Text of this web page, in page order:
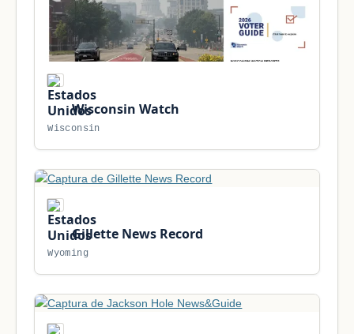
Wisconsin Watch
Wisconsin
Gillette News Record
Wyoming